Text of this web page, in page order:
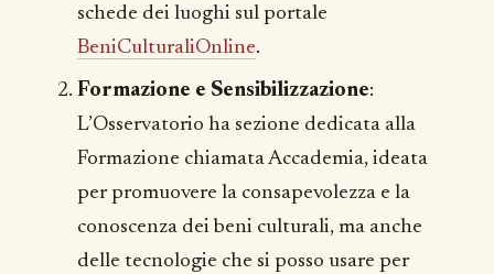
schede dei luoghi sul portale
BeniCulturaliOnline.
Formazione e Sensibilizzazione:
L’Osservatorio ha sezione dedicata alla
Formazione chiamata Accademia, ideata
per promuovere la consapevolezza e la
conoscenza dei beni culturali, ma anche
delle tecnologie che si posso usare per